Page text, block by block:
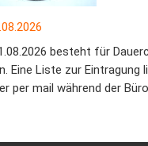
besteht für
Eine Liste zur Eintragung
per mail während der